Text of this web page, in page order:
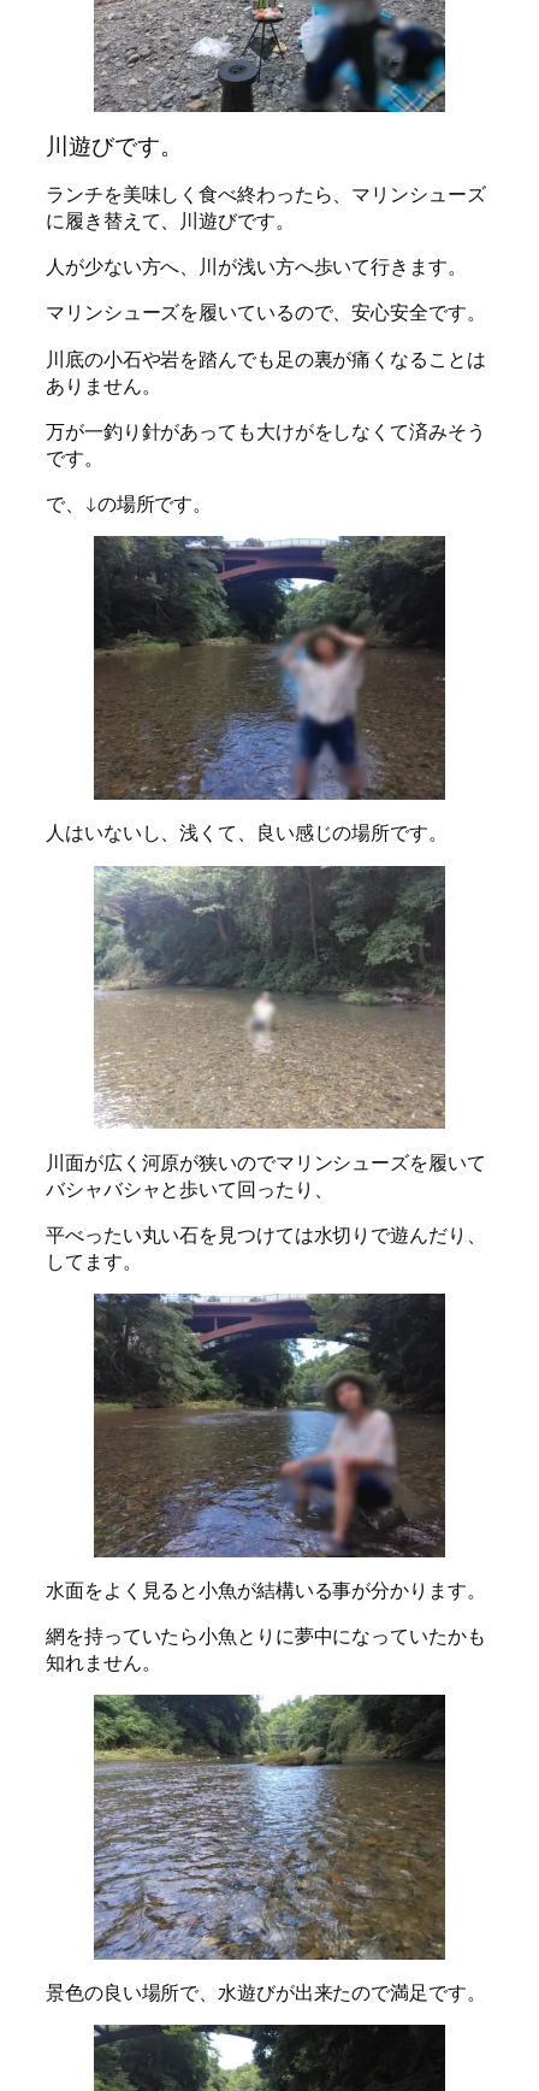
川遊びです。
ランチを美味しく食べ終わったら、マリンシューズ
に履き替えて、川遊びです。
人が少ない方へ、川が浅い方へ歩いて行きます。
マリンシューズを履いているので、安心安全です。
川底の小石や岩を踏んでも足の裏が痛くなることは
ありません。
万が一釣り針があっても大けがをしなくて済みそう
です。
で、↓の場所です。
人はいないし、浅くて、良い感じの場所です。
川面が広く河原が狭いのでマリンシューズを履いて
バシャバシャと歩いて回ったり、
平べったい丸い石を見つけては水切りで遊んだり、
してます。
水面をよく見ると小魚が結構いる事が分かります。
網を持っていたら小魚とりに夢中になっていたかも
知れません。
景色の良い場所で、水遊びが出来たので満足です。